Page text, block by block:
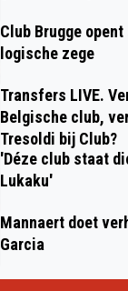
Club Brugge
logische zege
Transfers LIVE.
Belgische club,
Tresoldi bij Club?
'Déze club staat
Lukaku'
Mannaert doet
Garcia